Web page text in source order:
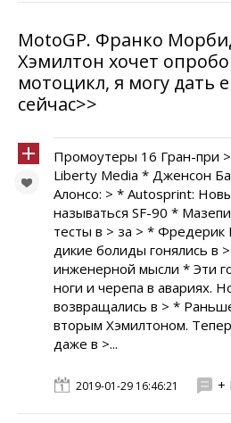
MotoGP. Франко
Хэмилтон хочет
мотоцикл, я могу дать
сейчас>>
Промоутеры 16 Гран-при
Liberty Media * Дженсон
Алонсо: > * Autosprint:
называться SF-90 *
тесты в > за > * Фредерик
дикие болиды гонялись в
инженерной мысли * Эти
ноги и черепа в авариях.
возвращались в > *
вторым Хэмилтоном.
даже в >...
2019-01-29 16:46:21 +